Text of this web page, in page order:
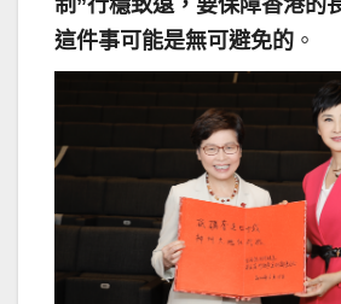
制”行穩致遠，要保障香港的
這件事可能是無可避免的 。